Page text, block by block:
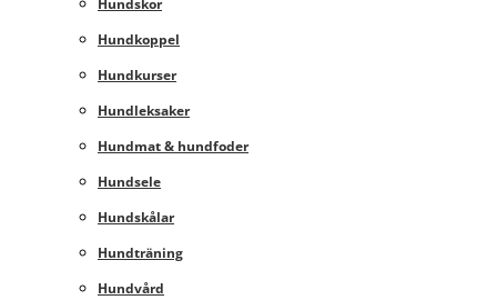
Hundskor
Hundkoppel
Hundkurser
Hundleksaker
Hundmat & hundfoder
Hundsele
Hundskålar
Hundträning
Hundvård